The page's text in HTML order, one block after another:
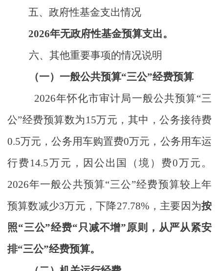
五、政府性基金支出情况
2026年无政府性基金预算支出。
六、其他重要事项的情况说明
（一） 一般公共预算“三公”经费预算
2026年怀化市审计局一般公共预算“三
公”经费预算数为 15万元， 其中，公务接待费
0.5万元，公务用车购置费0万元，公务用车运
行费 14.5万元，因公出国（境）费0万元。
2026年一般公共预算“三公”经费预算较上年
预算数减少3万元，下降27.78% ，主要因为按
照“三公”经费“只减不增”原则，从严从紧安
排“三公”经费预算。